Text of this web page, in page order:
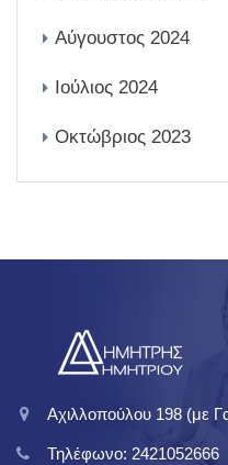
Αύγουστος 2024
Ιούλιος 2024
Οκτώβριος 2023
Αχιλλοπούλου 198 (με
Τηλέφωνο: 2421052666